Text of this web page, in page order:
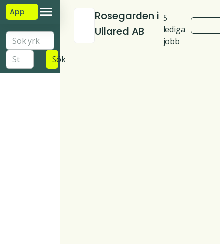
App
Sök
Rosegarden i
Ullared AB
5
lediga
jobb